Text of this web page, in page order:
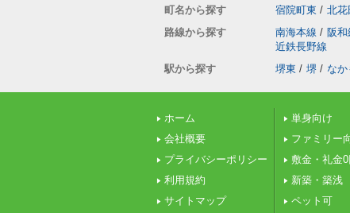
町名から探す
宿院町東 / 北花
路線から探す
南海本線 / 阪和
近鉄長野線
駅から探す
堺東 / 堺 / な
ホーム
会社概要
プライバシーポリシー
利用規約
サイトマップ
単身向け
ファミリー
敷金・礼金0
新築・築浅
ペット可